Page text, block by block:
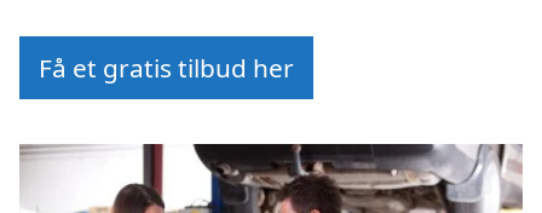
Få et gratis tilbud her